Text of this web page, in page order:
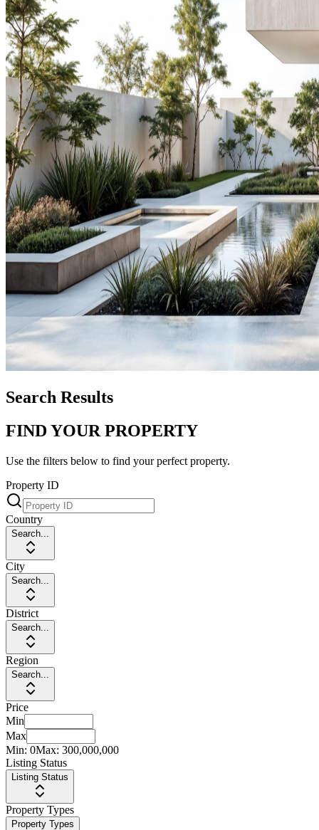
Search Results
FIND YOUR PROPERTY
Use the filters below to find your perfect property.
Property ID
Country
Search...
City
Search...
District
Search...
Region
Search...
Price
Min
Max
Min: 0Max: 300,000,000
Listing Status
Listing Status
Property Types
Property Types